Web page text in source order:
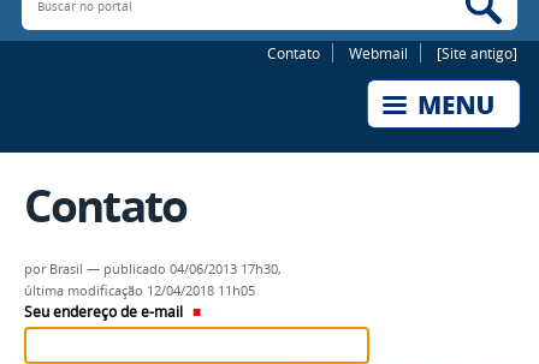
Contato Webmail [Site antigo]
Contato
por Brasil — publicado 04/06/2013 17h30,
última modificação 12/04/2018 11h05
Seu endereço de e-mail